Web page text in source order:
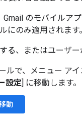
Gmail のモバイルア
にのみ適用されます。
る、またはユーザ
ルで、メニュー アイ
設定] に移動します。
動